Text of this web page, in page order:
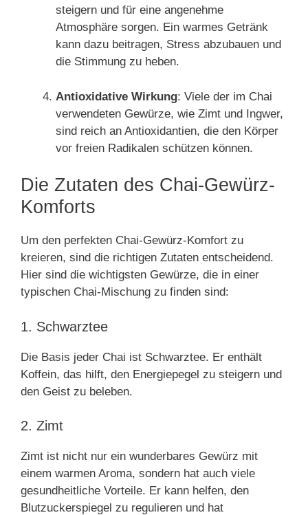
steigern und für eine angenehme
Atmosphäre sorgen. Ein warmes Getränk
kann dazu beitragen, Stress abzubauen und
die Stimmung zu heben.
Antioxidative Wirkung: Viele der im Chai
verwendeten Gewürze, wie Zimt und Ingwer,
sind reich an Antioxidantien, die den Körper
vor freien Radikalen schützen können.
Die Zutaten des Chai-Gewürz-
Komforts
Um den perfekten Chai-Gewürz-Komfort zu
kreieren, sind die richtigen Zutaten entscheidend.
Hier sind die wichtigsten Gewürze, die in einer
typischen Chai-Mischung zu finden sind:
1. Schwarztee
Die Basis jeder Chai ist Schwarztee. Er enthält
Koffein, das hilft, den Energiepegel zu steigern und
den Geist zu beleben.
2. Zimt
Zimt ist nicht nur ein wunderbares Gewürz mit
einem warmen Aroma, sondern hat auch viele
gesundheitliche Vorteile. Er kann helfen, den
Blutzuckerspiegel zu regulieren und hat